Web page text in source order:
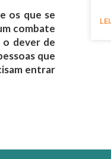
os que se
combate
o dever de
que
entrar